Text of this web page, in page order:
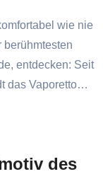
wie nie
entdecken: Seit
das Vaporetto…
des